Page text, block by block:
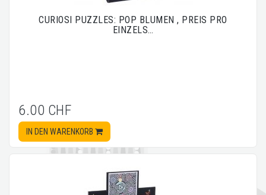
CURIOSI PUZZLES: POP BLUMEN , PREIS PRO
EINZELS…
6.00 CHF
IN DEN WARENKORB